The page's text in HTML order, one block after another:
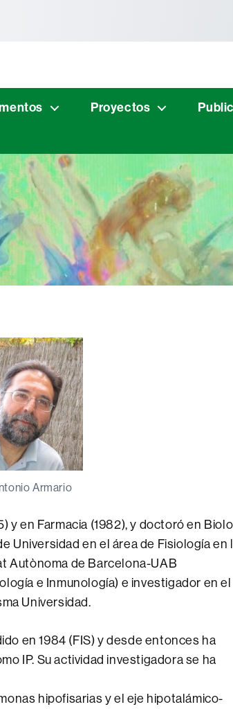
Proyectos
Armario
y en Farmacia (1982), y doctoró en
Universidad en el área de Fisiología en
Autònoma de Barcelona-UAB
e Inmunología) e investigador en el
Universidad.
en 1984 (FIS) y desde entonces ha
IP. Su actividad investigadora se ha
hipofisarias y el eje hipotalámico-